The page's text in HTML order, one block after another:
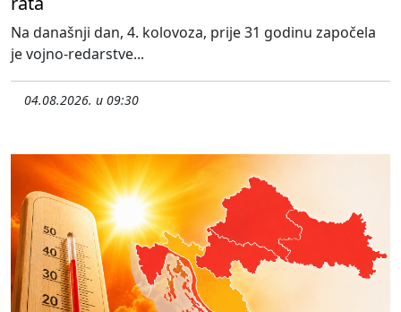
Na današnji dan, 4. kolovoza, prije 31 godinu započela
je vojno-redarstve...
04.08.2026. u 09:30